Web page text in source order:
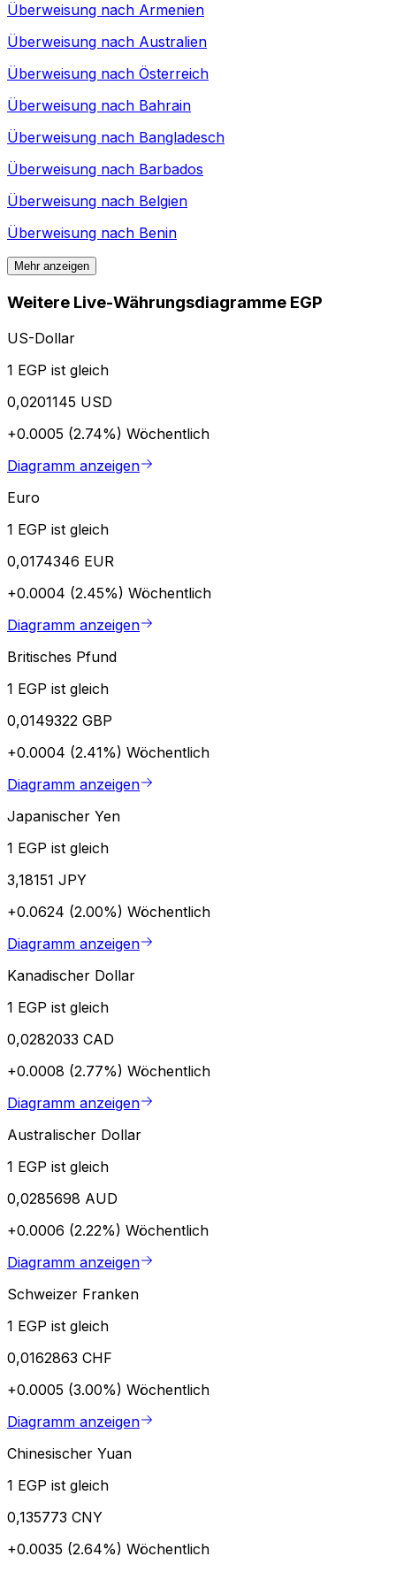
Überweisung nach Armenien
Überweisung nach Australien
Überweisung nach Österreich
Überweisung nach Bahrain
Überweisung nach Bangladesch
Überweisung nach Barbados
Überweisung nach Belgien
Überweisung nach Benin
Mehr anzeigen
Weitere Live-Währungsdiagramme EGP
US-Dollar
1 EGP ist gleich
0,0201145 USD
+0.0005 (2.74%) Wöchentlich
Diagramm anzeigen
Euro
1 EGP ist gleich
0,0174346 EUR
+0.0004 (2.45%) Wöchentlich
Diagramm anzeigen
Britisches Pfund
1 EGP ist gleich
0,0149322 GBP
+0.0004 (2.41%) Wöchentlich
Diagramm anzeigen
Japanischer Yen
1 EGP ist gleich
3,18151 JPY
+0.0624 (2.00%) Wöchentlich
Diagramm anzeigen
Kanadischer Dollar
1 EGP ist gleich
0,0282033 CAD
+0.0008 (2.77%) Wöchentlich
Diagramm anzeigen
Australischer Dollar
1 EGP ist gleich
0,0285698 AUD
+0.0006 (2.22%) Wöchentlich
Diagramm anzeigen
Schweizer Franken
1 EGP ist gleich
0,0162863 CHF
+0.0005 (3.00%) Wöchentlich
Diagramm anzeigen
Chinesischer Yuan
1 EGP ist gleich
0,135773 CNY
+0.0035 (2.64%) Wöchentlich